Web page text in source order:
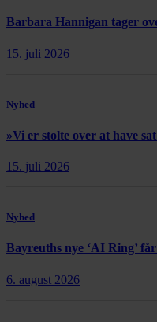
Barbara Hannigan tager
15. juli 2026
Nyhed
»Vi er stolte over at have
15. juli 2026
Nyhed
Bayreuths nye ‘AI Ring’
6. august 2026